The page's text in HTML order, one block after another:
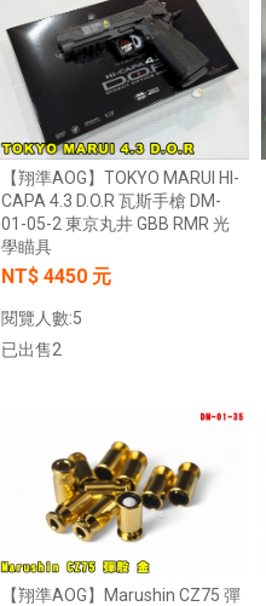
【翔準AOG】TOKYO MARUI HI-
CAPA 4.3 D.O.R 瓦斯手槍 DM-
01-05-2 東京丸井 GBB RMR 光
學瞄具
NT$ 4450 元
閱覽人數:5
已出售2
【翔準AOG】Marushin CZ75 彈